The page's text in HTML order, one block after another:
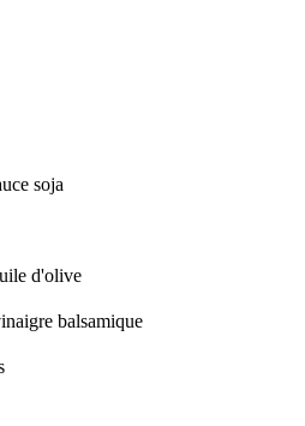
soja
d'olive
balsamique